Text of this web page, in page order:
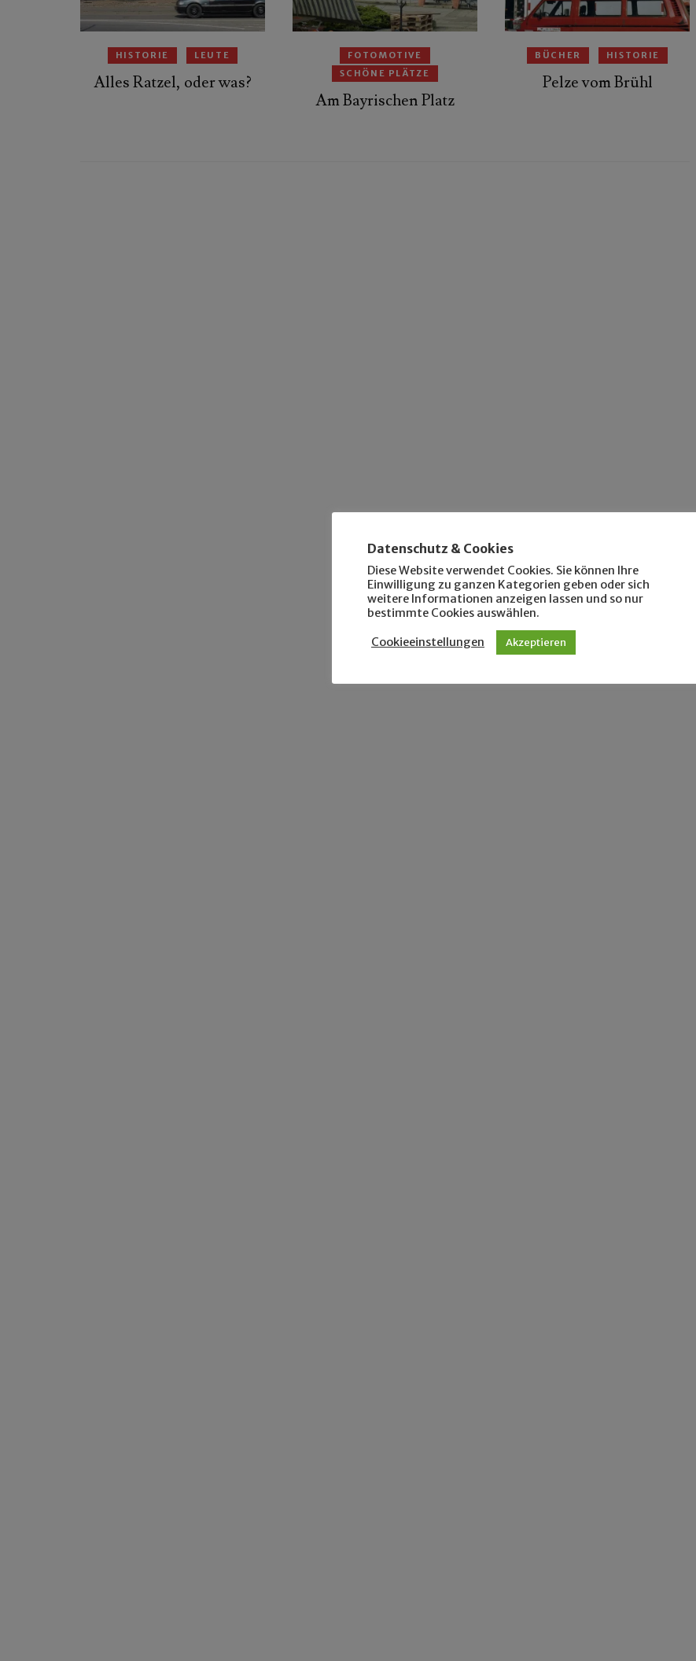
HISTORIE LEUTE
Alles Ratzel, oder was?
FOTOMOTIVE
SCHÖNE PLÄTZE
Am Bayrischen Platz
BÜCHER HISTORIE
Pelze vom Brühl
Datenschutz & Cookies
Diese Website verwendet Cookies. Sie können Ihre
Einwilligung zu ganzen Kategorien geben oder sich
weitere Informationen anzeigen lassen und so nur
bestimmte Cookies auswählen.
Cookieeinstellungen Akzeptieren